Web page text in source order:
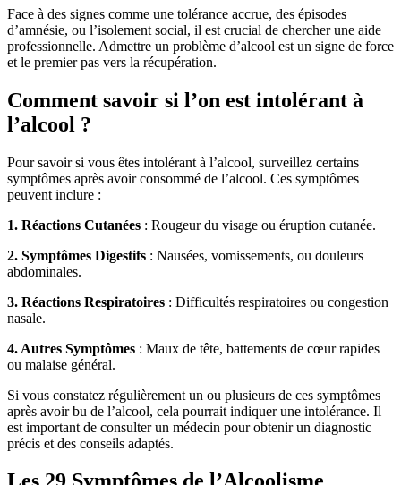
Face à des signes comme une tolérance accrue, des épisodes
d’amnésie, ou l’isolement social, il est crucial de chercher une aide
professionnelle. Admettre un problème d’alcool est un signe de force
et le premier pas vers la récupération.
Comment savoir si l’on est intolérant à
l’alcool ?
Pour savoir si vous êtes intolérant à l’alcool, surveillez certains
symptômes après avoir consommé de l’alcool. Ces symptômes
peuvent inclure :
1. Réactions Cutanées : Rougeur du visage ou éruption cutanée.
2. Symptômes Digestifs : Nausées, vomissements, ou douleurs
abdominales.
3. Réactions Respiratoires : Difficultés respiratoires ou congestion
nasale.
4. Autres Symptômes : Maux de tête, battements de cœur rapides
ou malaise général.
Si vous constatez régulièrement un ou plusieurs de ces symptômes
après avoir bu de l’alcool, cela pourrait indiquer une intolérance. Il
est important de consulter un médecin pour obtenir un diagnostic
précis et des conseils adaptés.